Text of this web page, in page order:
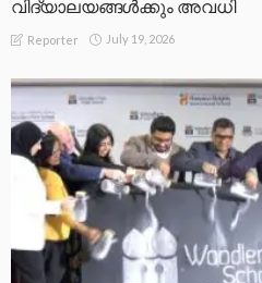
വിദ്യാലയങ്ങൾക്കും അവധി
Reporter July 19, 2026